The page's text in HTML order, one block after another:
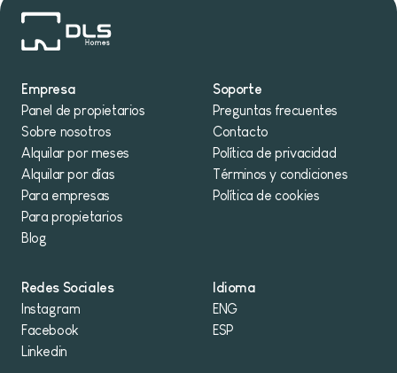
Empresa
Panel de propietarios
Sobre nosotros
Alquilar por meses
Alquilar por días
Para empresas
Para propietarios
Blog
Soporte
Preguntas frecuentes
Contacto
Política de privacidad
Términos y condiciones
Política de cookies
Redes Sociales
Instagram
Facebook
Linkedin
Idioma
ENG
ESP